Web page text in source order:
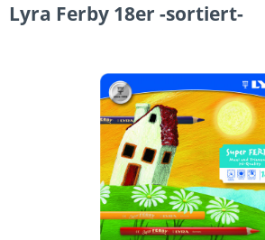
Lyra Ferby 18er -sortiert-